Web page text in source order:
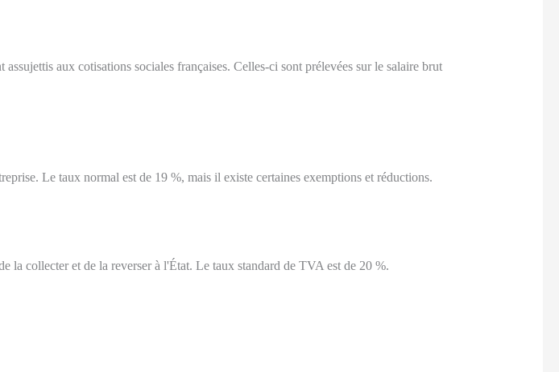
aux cotisations sociales françaises. Celles-ci sont prélevées sur le salaire brut
Le taux normal est de 19 %, mais il existe certaines exemptions et réductions.
la collecter et de la reverser à l'État. Le taux standard de TVA est de 20 %.